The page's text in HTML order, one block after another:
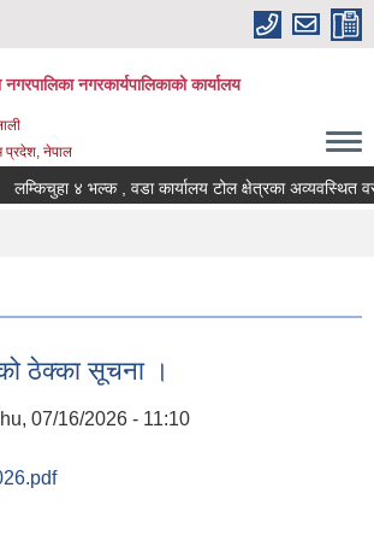
नगरकार्यपालिकाको कार्यालय
प्रदेश, नेपाल
ठेक्का सूचना ।
07/16/2026 - 11:10